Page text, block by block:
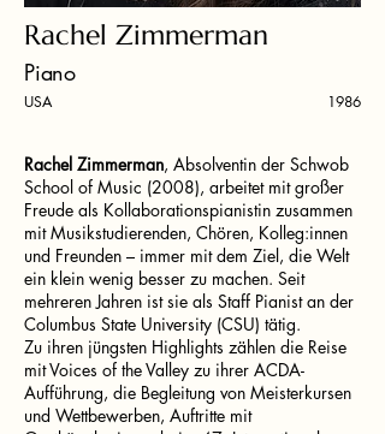
Rachel Zimmerman
Piano
USA 1986
Rachel Zimmerman, Absolventin der Schwob
School of Music (2008), arbeitet mit großer
Freude als Kollaborationspianistin zusammen
mit Musikstudierenden, Chören, Kolleg:innen
und Freunden – immer mit dem Ziel, die Welt
ein klein wenig besser zu machen. Seit
mehreren Jahren ist sie als Staff Pianist an der
Columbus State University (CSU) tätig.
Zu ihren jüngsten Highlights zählen die Reise
mit Voices of the Valley zu ihrer ACDA-
Aufführung, die Begleitung von Meisterkursen
und Wettbewerben, Auftritte mit